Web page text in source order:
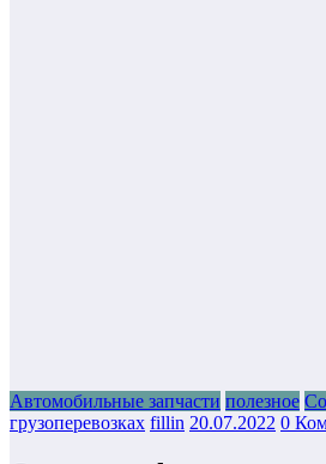
Автомобильные запчасти полезное
грузоперевозках fillin 20.07.2022 0